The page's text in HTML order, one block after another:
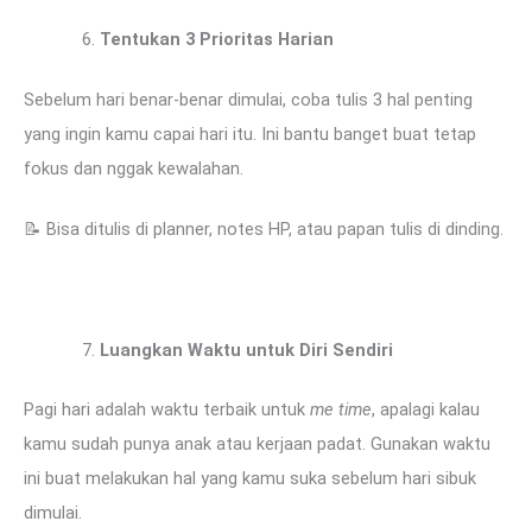
Tentukan 3 Prioritas Harian
Sebelum hari benar-benar dimulai, coba tulis 3 hal penting
yang ingin kamu capai hari itu. Ini bantu banget buat tetap
fokus dan nggak kewalahan.
📝 Bisa ditulis di planner, notes HP, atau papan tulis di dinding.
Luangkan Waktu untuk Diri Sendiri
Pagi hari adalah waktu terbaik untuk me time, apalagi kalau
kamu sudah punya anak atau kerjaan padat. Gunakan waktu
ini buat melakukan hal yang kamu suka sebelum hari sibuk
dimulai.